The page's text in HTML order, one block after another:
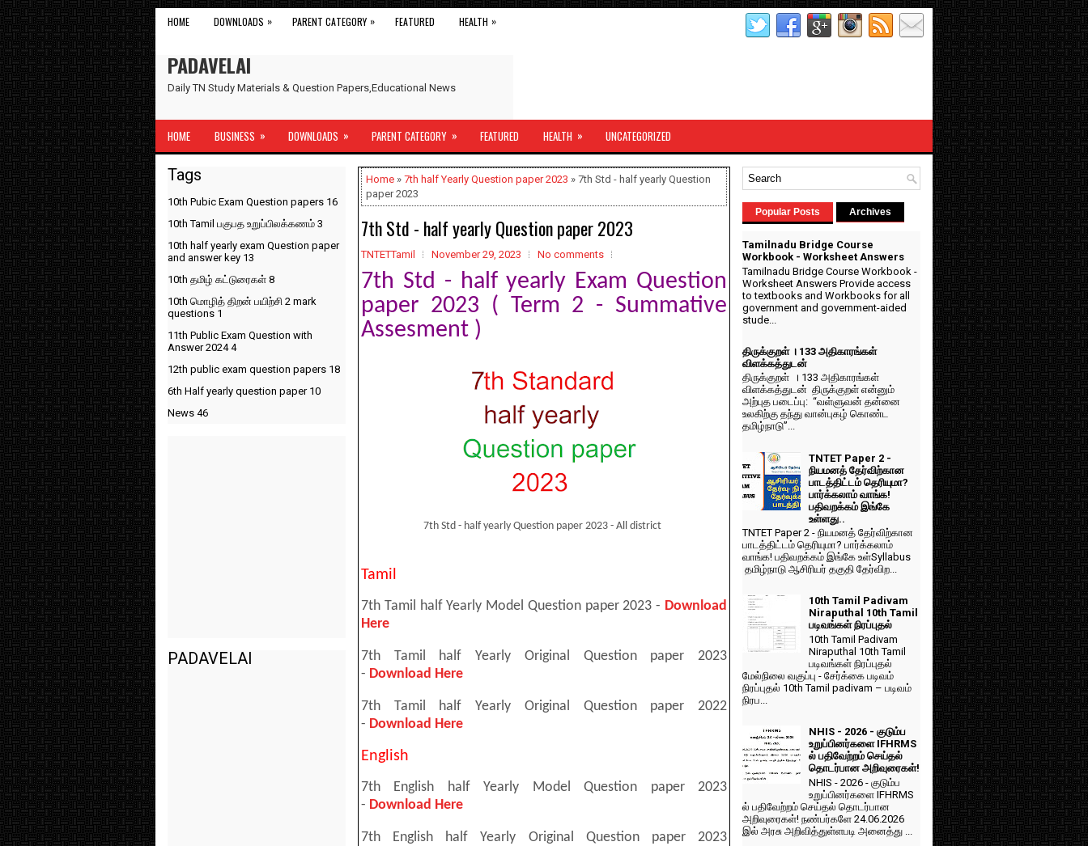
HOME DOWNLOADS » PARENT CATEGORY » FEATURED HEALTH »
PADAVELAI
Daily TN Study Materials & Question Papers,Educational News
HOME BUSINESS » DOWNLOADS » PARENT CATEGORY » FEATURED HEALTH » UNCATEGORIZED
Home » 7th half Yearly Question paper 2023 » 7th Std - half yearly Question
paper 2023
7th Std - half yearly Question paper 2023
TNTETTamil November 29, 2023 No comments
7th Std - half yearly Exam Question
paper 2023 ( Term 2 - Summative
Assesment )
7th Std - half yearly Question paper 2023 - All district
Tamil
7th Tamil half Yearly Model Question paper 2023 - Download
Here
7th Tamil half Yearly Original Question paper 2023
- Download Here
7th Tamil half Yearly Original Question paper 2022
- Download Here
English
7th English half Yearly Model Question paper 2023
- Download Here
7th English half Yearly Original Question paper 2023
Tags
10th Pubic Exam Question papers 16
10th Tamil பகுபத உறுப்பிலக்கணம் 3
10th half yearly exam Question paper
and answer key 13
10th தமிழ் கட்டுரைகள் 8
10th மொழித் திறன் பயிற்சி 2 mark
questions 1
11th Public Exam Question with
Answer 20244
12th public exam question papers 18
6th Half yearly question paper 10
News 46
PADAVELAI
Popular Posts Archives
Tamilnadu Bridge Course
Workbook - Worksheet Answers
Tamilnadu Bridge Course Workbook -
Worksheet Answers Provide access
to textbooks and Workbooks for all
government and government-aided
stude...
திருக்குறள் । 133 அதிகாரங்கள்
விளக்கத்துடன்
திருக்குறள் । 133 அதிகாரங்கள்
விளக்கத்துடன் திருக்குறள் என்னும்
அற்புத படைப்பு: “வள்ளுவன் தன்னை
உலகிற்கு தந்து வான்புகழ் கொண்ட
தமிழ்நாடு”...
TNTET Paper 2 -
நியமனத் தேர்விற்கான
பாடத்திட்டம் தெரியுமா?
பார்க்கலாம் வாங்க!
பதிவறக்கம் இங்கே
உள்ளது..
TNTET Paper 2 - நியமனத் தேர்விற்கான
பாடத்திட்டம் தெரியுமா? பார்க்கலாம்
வாங்க! பதிவறக்கம் இங்கே உள்Syllabus
தமிழ்நாடு ஆசிரியர் தகுதி தேர்விற...
10th Tamil Padivam
Niraputhal 10th Tamil
படிவங்கள் நிரப்புதல்
10th Tamil Padivam
Niraputhal 10th Tamil
படிவங்கள் நிரப்புதல்
மேல்நிலை வகுப்பு - சேர்க்கை படிவம்
நிரப்புதல் 10th Tamil padivam – படிவம்
நிரப...
NHIS - 2026 - குடும்ப
உறுப்பினர்களை IFHRMS
ல் பதிவேற்றம் செய்தல்
தொடர்பான அறிவுரைகள்!
NHIS - 2026 - குடும்ப
உறுப்பினர்களை IFHRMS
ல் பதிவேற்றம் செய்தல் தொடர்பான
அறிவுரைகள்! நண்பர்களே 24.06.2026
இல் அரசு அறிவித்துள்ளபடி அனைத்து ...